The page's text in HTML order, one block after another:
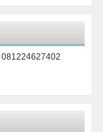
081224627402